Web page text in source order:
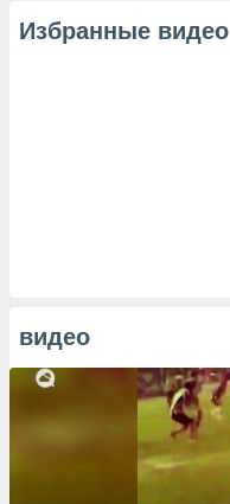
Избранные видео
видео